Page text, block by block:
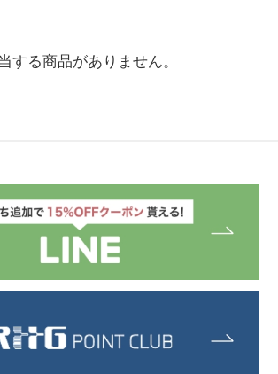
する商品がありません。